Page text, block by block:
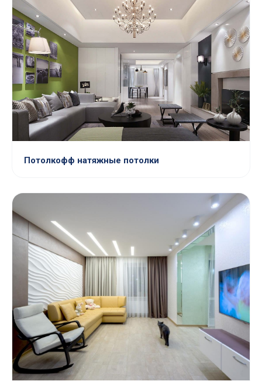
Потолкофф натяжные потолки